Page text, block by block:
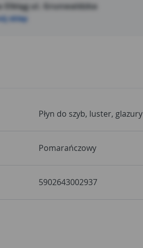
Elbląg ul. Grunwaldzka
sklep
Płyn do szyb, luster, glazury
Pomarańczowy
5902643002937